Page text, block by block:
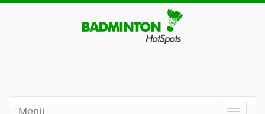
Menü